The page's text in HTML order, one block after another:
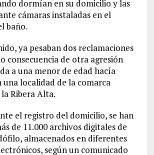
dormían en su domicilio y las
cámaras instaladas en el
baño.
ya pesaban dos reclamaciones
consecuencia de otra agresión
a una menor de edad hacía
una localidad de la comarca
Ribera Alta.
el registro del domicilio, se han
de 11.000 archivos digitales de
almacenados en diferentes
según un comunicado